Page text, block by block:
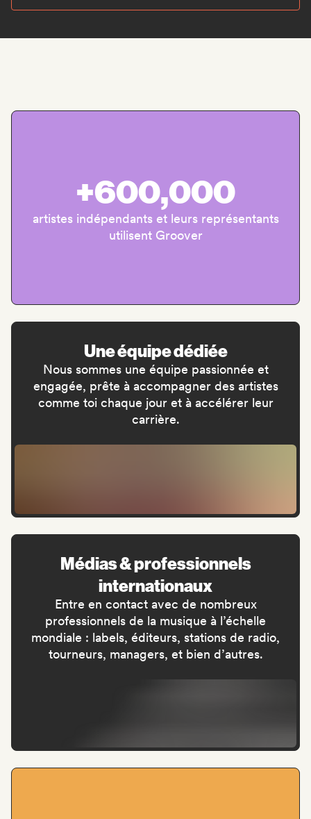
+600,000
artistes indépendants et leurs représentants
utilisent Groover
Une équipe dédiée
Nous sommes une équipe passionnée et
engagée, prête à accompagner des artistes
comme toi chaque jour et à accélérer leur
carrière.
Médias & professionnels
internationaux
Entre en contact avec de nombreux
professionnels de la musique à l’échelle
mondiale : labels, éditeurs, stations de radio,
tourneurs, managers, et bien d’autres.